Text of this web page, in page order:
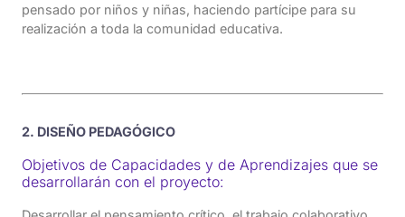
pensado por niños y niñas, haciendo partícipe para su
realización a toda la comunidad educativa.
2. DISEÑO PEDAGÓGICO
Objetivos de Capacidades y de Aprendizajes que se
desarrollarán con el proyecto: